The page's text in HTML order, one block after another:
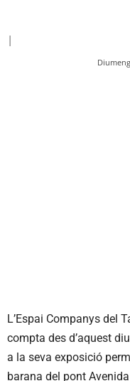
|
L’Espai Companys del
compta des d’aquest
a la seva exposició
barana del pont